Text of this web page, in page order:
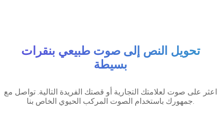
تحويل النص إلى صوت طبيعي بنقرات
بسيطة
اعثر على صوت لعلامتك التجارية أو قصتك الفريدة التالية. تواصل مع
جمهورك باستخدام الصوت المركب الحيوي الخاص بنا.